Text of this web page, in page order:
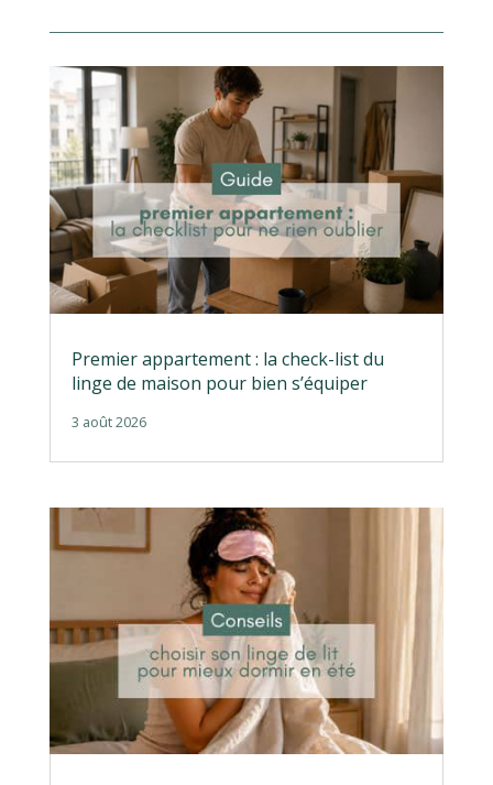
Premier appartement : la check-list du
linge de maison pour bien s’équiper
3 août 2026